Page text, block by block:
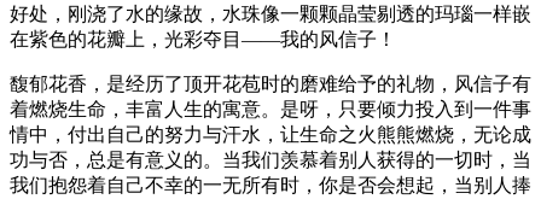
好处，刚浇了水的缘故，水珠像一颗颗晶莹剔透的玛瑙一样嵌
在紫色的花瓣上，光彩夺目——我的风信子！
馥郁花香，是经历了顶开花苞时的磨难给予的礼物，风信子有
着燃烧生命，丰富人生的寓意。是呀，只要倾力投入到一件事
情中，付出自己的努力与汗水，让生命之火熊熊燃烧，无论成
功与否，总是有意义的。当我们羡慕着别人获得的一切时，当
我们抱怨着自己不幸的一无所有时，你是否会想起，当别人捧